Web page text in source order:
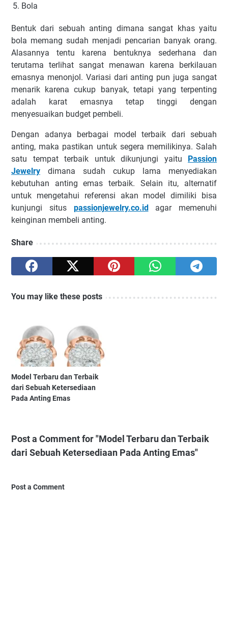
Bola
Bentuk dari sebuah anting dimana sangat khas yaitu
bola memang sudah menjadi pencarian banyak orang.
Alasannya tentu karena bentuknya sederhana dan
terutama terlihat sangat menawan karena berkilauan
emasnya menonjol. Variasi dari anting pun juga sangat
menarik karena cukup banyak, tetapi yang terpenting
adalah karat emasnya tetap tinggi dengan
menyesuaikan budget pembeli.
Dengan adanya berbagai model terbaik dari sebuah
anting, maka pastikan untuk segera memilikinya. Salah
satu tempat terbaik untuk dikunjungi yaitu Passion
Jewelry dimana sudah cukup lama menyediakan
kebutuhan anting emas terbaik. Selain itu, alternatif
untuk mengetahui referensi akan model dimiliki bisa
kunjungi situs passionjewelry.co.idagar memenuhi
keinginan membeli anting.
Share
You may like these posts
Model Terbaru dan Terbaik
dari Sebuah Ketersediaan
Pada Anting Emas
Post a Comment for "Model Terbaru dan Terbaik
dari Sebuah Ketersediaan Pada Anting Emas"
Post a Comment